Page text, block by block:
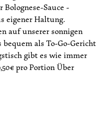
Sauce -
eigener Haltung.
auf unserer sonnigen
bequem als To-Go-Gericht
gibt es wie immer
pro Portion Über